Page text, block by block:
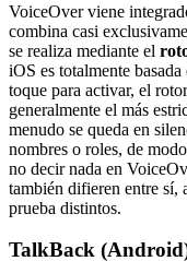
VoiceOver viene
combina casi
se realiza mediante el
iOS es totalmente
toque para activar, el
generalmente el más
menudo se queda en
nombres o roles, de
no decir nada en
también difieren entre sí,
prueba distintos.
TalkBack